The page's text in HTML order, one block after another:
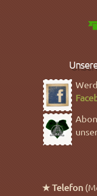
★ Telefon